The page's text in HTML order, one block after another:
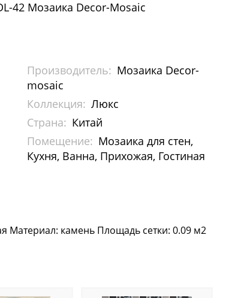
42 Мозаика Decor-Mosaic
Производитель: Мозаика Decor-
mosaic
Коллекция: Люкс
Страна: Китай
Помещение: Мозаика для стен,
Кухня, Ванна, Прихожая, Гостиная
Материал: камень Площадь сетки: 0.09 м2